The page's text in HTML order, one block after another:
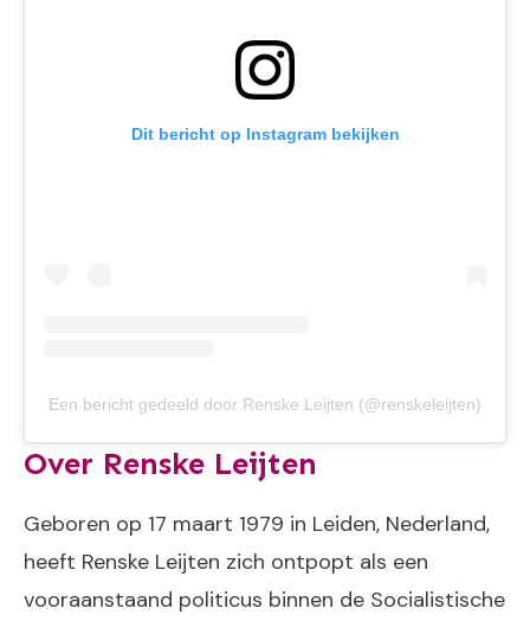
Dit bericht op Instagram bekijken
Een bericht gedeeld door Renske Leijten (@renskeleijten)
Over Renske Leijten
Geboren op 17 maart 1979 in Leiden, Nederland,
heeft Renske Leijten zich ontpopt als een
vooraanstaand politicus binnen de Socialistische